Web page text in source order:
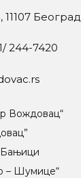
11107 Београд
244-7420
Вождовац“
– Шумице“